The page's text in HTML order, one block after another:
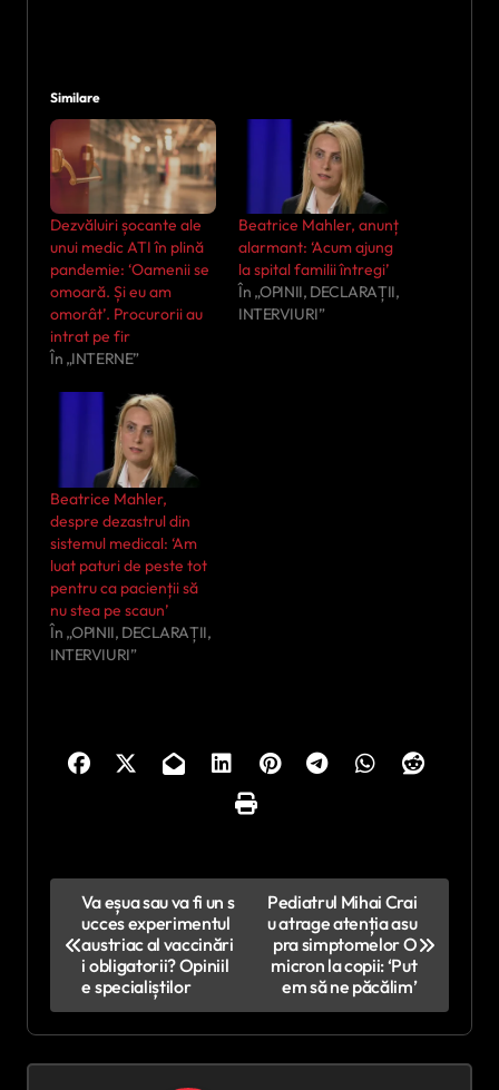
Similare
Dezvăluiri șocante ale
unui medic ATI în plină
pandemie: ‘Oamenii se
omoară. Și eu am
omorât’. Procurorii au
intrat pe fir
În „INTERNE”
Beatrice Mahler, anunț
alarmant: ‘Acum ajung
la spital familii întregi’
În „OPINII, DECLARAȚII,
INTERVIURI”
Beatrice Mahler,
despre dezastrul din
sistemul medical: ‘Am
luat paturi de peste tot
pentru ca pacienții să
nu stea pe scaun’
În „OPINII, DECLARAȚII,
INTERVIURI”
i
g
Va eșua sau va fi un s
ucces experimentul
austriac al vaccinări
i obligatorii? Opiniil
e specialiștilor
Pediatrul Mihai Crai
u atrage atenția asu
pra simptomelor O
micron la copii: ‘Put
em să ne păcălim’